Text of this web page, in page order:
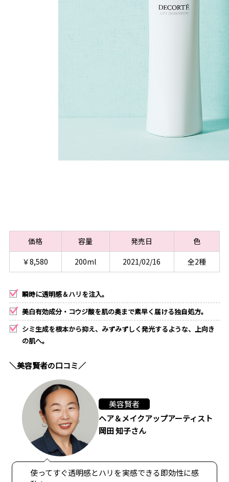
価格 容量 発売日
色
￥8,580
200ml 2021/02/16 全2種
瞬時に透明感＆ハリを注入。
美白有効成分・コウジ酸を肌の奥まで素早く届ける独自処方。
シミ生成を根本から抑え、みずみずしく発光するような、上向き
の肌へ。
＼美容賢者の口コミ／
美容賢者
ヘア＆メイクアップアーティスト
岡田 知子さん
使ってすぐ透明感とハリを実感できる即効性に感